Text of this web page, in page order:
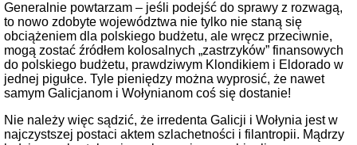
Generalnie powtarzam – jeśli podejść do sprawy z rozwagą,
to nowo zdobyte województwa nie tylko nie staną się
obciążeniem dla polskiego budżetu, ale wręcz przeciwnie,
mogą zostać źródłem kolosalnych „zastrzyków” finansowych
do polskiego budżetu, prawdziwym Klondikiem i Eldorado w
jednej pigułce. Tyle pieniędzy można wyprosić, że nawet
samym Galicjanom i Wołynianom coś się dostanie!
Nie należy więc sądzić, że irredenta Galicji i Wołynia jest w
najczystszej postaci aktem szlachetności i filantropii. Mądrzy